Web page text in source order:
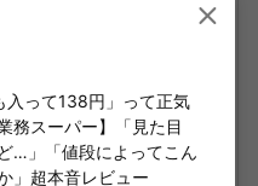
取り さば（選べる1kg・
楽天で購入
入って138円」って正気
務スーパー】「見た目
…」「値段によってこん
」超本音レビュー